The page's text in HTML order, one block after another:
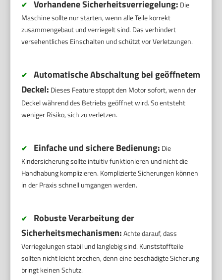
✔ Vorhandene Sicherheitsverriegelung: Die
Maschine sollte nur starten, wenn alle Teile korrekt
zusammengebaut und verriegelt sind. Das verhindert
versehentliches Einschalten und schützt vor Verletzungen.
✔
Automatische Abschaltung bei geöffnetem
Deckel: Dieses Feature stoppt den Motor sofort, wenn der
Deckel während des Betriebs geöffnet wird. So entsteht
weniger Risiko, sich zu verletzen.
✔ Einfache und sichere Bedienung: Die
Kindersicherung sollte intuitiv funktionieren und nicht die
Handhabung komplizieren. Komplizierte Sicherungen können
in der Praxis schnell umgangen werden.
✔
Robuste Verarbeitung der
Sicherheitsmechanismen:Achte darauf, dass
Verriegelungen stabil und langlebig sind. Kunststoffteile
sollten nicht leicht brechen, denn eine beschädigte Sicherung
bringt keinen Schutz.